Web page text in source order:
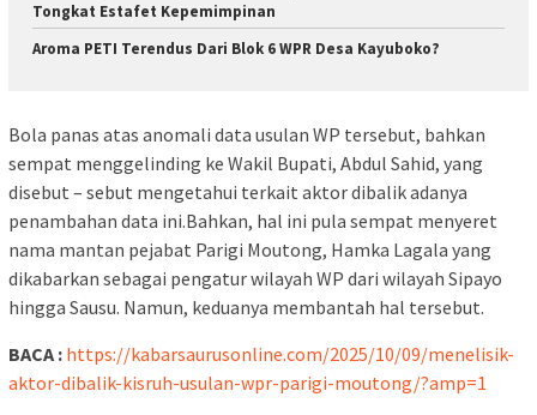
Tongkat Estafet Kepemimpinan
Aroma PETI Terendus Dari Blok 6 WPR Desa Kayuboko?
Bola panas atas anomali data usulan WP tersebut, bahkan
sempat menggelinding ke Wakil Bupati, Abdul Sahid, yang
disebut – sebut mengetahui terkait aktor dibalik adanya
penambahan data ini.Bahkan, hal ini pula sempat menyeret
nama mantan pejabat Parigi Moutong, Hamka Lagala yang
dikabarkan sebagai pengatur wilayah WP dari wilayah Sipayo
hingga Sausu. Namun, keduanya membantah hal tersebut.
BACA : https://kabarsaurusonline.com/2025/10/09/menelisik-
aktor-dibalik-kisruh-usulan-wpr-parigi-moutong/?amp=1